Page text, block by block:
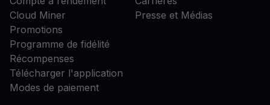
Cloud Miner
Promotions
Programme de fidélité
Récompenses
Télécharger l'application
Modes de paiement
Presse et Médias